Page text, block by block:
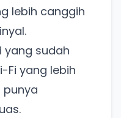
lebih canggih
yang sudah
Fi yang lebih
punya